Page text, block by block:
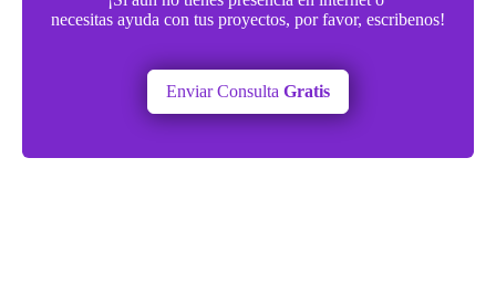
necesitas ayuda con tus proyectos, por favor, escribenos!
Enviar Consulta Gratis